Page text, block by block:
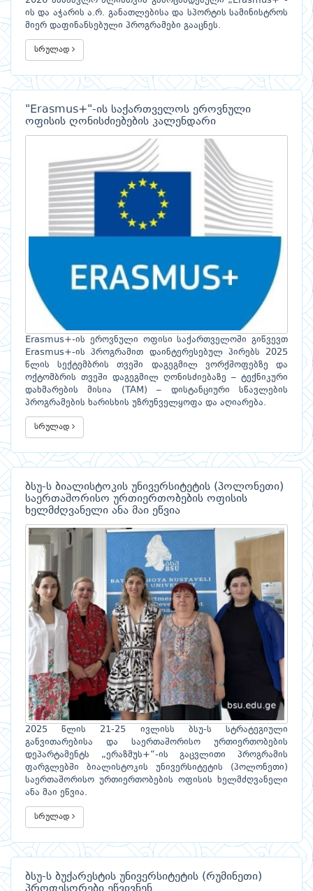
ის და აჭარის ა.რ. განათლებისა და სპორტის სამინისტროს
მიერ დაფინანსებული პროგრამები გააცნეს.
სრულად
"Erasmus+"-ის საქართველოს ეროვნული
ოფისის ღონისძიებების კალენდარი
Erasmus+-ის ეროვნული ოფისი საქართველოში გიწვევთ
Erasmus+-ის პროგრამით დაინტერესებულ პირებს 2025
წლის სექტემბრის თვეში დაგეგმილ ვორქშოფებზე და
ოქტომბრის თვეში დაგეგმილ ღონისძიებაზე – ტექნიკური
დახმარების მისია (TAM) – დისტანციური სწავლების
პროგრამების ხარისხის უზრუნველყოფა და აღიარება.
სრულად
ბსუ-ს ბიალისტოკის უნივერსიტეტის (პოლონეთი)
საერთაშორისო ურთიერთობების ოფისის
ხელმძღვანელი ანა მაი ეწვია
2025 წლის 21-25 ივლისს ბსუ-ს სტრატეგიული
განვითარებისა და საერთაშორისო ურთიერთობების
დეპარტამენტს „ერაზმუს+“-ის გაცვლითი პროგრამის
ფარგლებში ბიალისტოკის უნივერსიტეტის (პოლონეთი)
საერთაშორისო ურთიერთობების ოფისის ხელმძღვანელი
ანა მაი ეწვია.
სრულად
ბსუ-ს ბუქარესტის უნივერსიტეტის (რუმინეთი)
პროფესორები ეწვივნენ